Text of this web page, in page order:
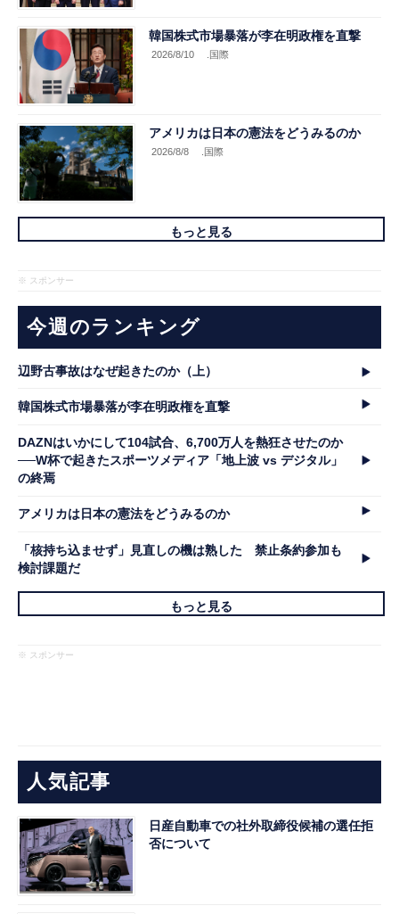
韓国株式市場暴落が李在明政権を直撃
2026/8/10 .国際
アメリカは日本の憲法をどうみるのか
2026/8/8 .国際
もっと見る
※ スポンサー
今週のランキング
辺野古事故はなぜ起きたのか（上）
韓国株式市場暴落が李在明政権を直撃
DAZNはいかにして104試合、6,700万人を熱狂させたのか
──W杯で起きたスポーツメディア「地上波 vs デジタル」
の終焉
アメリカは日本の憲法をどうみるのか
「核持ち込ませず」見直しの機は熟した 禁止条約参加も
検討課題だ
もっと見る
※ スポンサー
人気記事
日産自動車での社外取締役候補の選任拒
否について